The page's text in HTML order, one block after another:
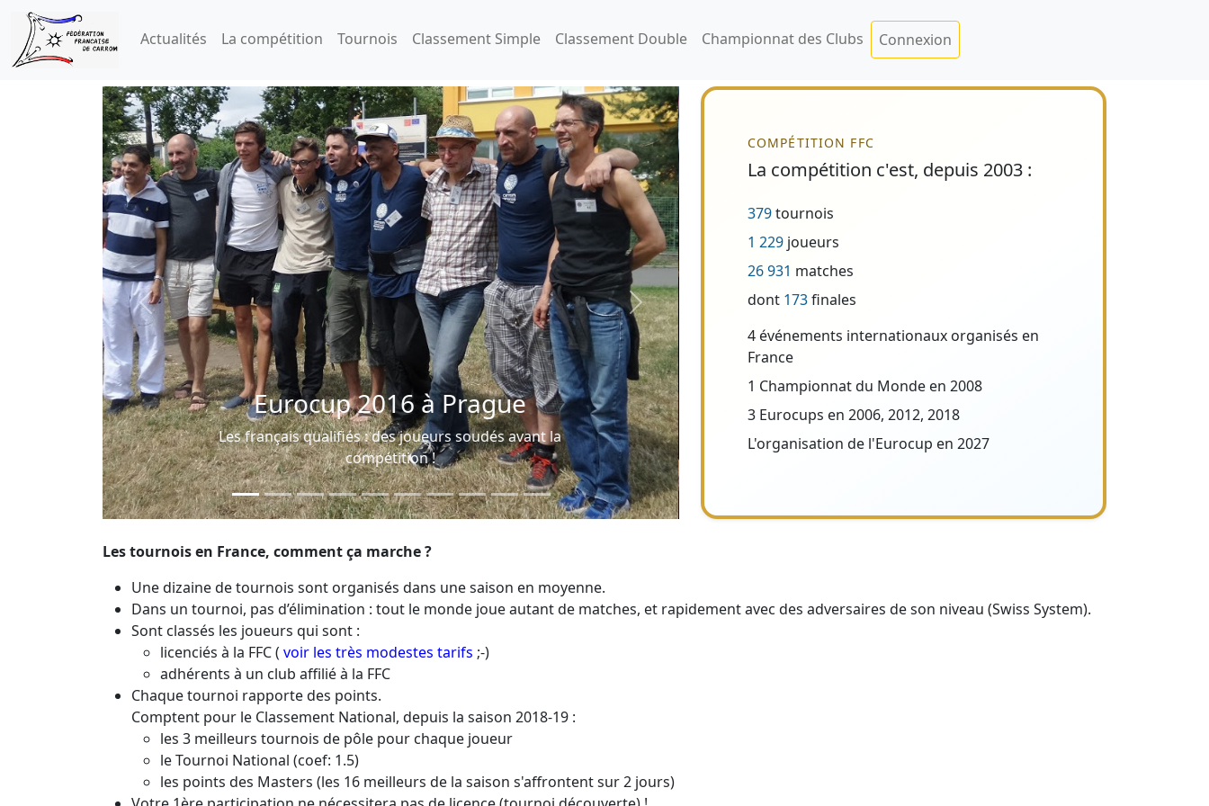
Actualités La compétition Tournois Classement Simple Classement Double Championnat des Clubs Connexion
Prague
soudés avant la
Deux finalistes au top
Et le fair-play au rendez-vous
COMPÉTITION FFC
La compétition c'est, depuis 2003 :
379tournois
1 229 joueurs
26 931 matches
dont 173finales
4 événements internationaux organisés en
France
1 Championnat du Monde en 2008
3 Eurocups en 2006, 2012, 2018
L'organisation de l'Eurocup en 2027
Les tournois en France, comment ça marche ?
Une dizaine de tournois sont organisés dans une saison en moyenne.
Dans un tournoi, pas d’élimination : tout le monde joue autant de matches, et rapidement avec des adversaires de son niveau (Swiss System).
Sont classés les joueurs qui sont :
licenciés à la FFC ( voir les très modestes tarifs ;-)
adhérents à un club affilié à la FFC
Chaque tournoi rapporte des points.
Comptent pour le Classement National, depuis la saison 2018-19 :
les 3 meilleurs tournois de pôle pour chaque joueur
le Tournoi National (coef: 1.5)
les points des Masters (les 16 meilleurs de la saison s'affrontent sur 2 jours)